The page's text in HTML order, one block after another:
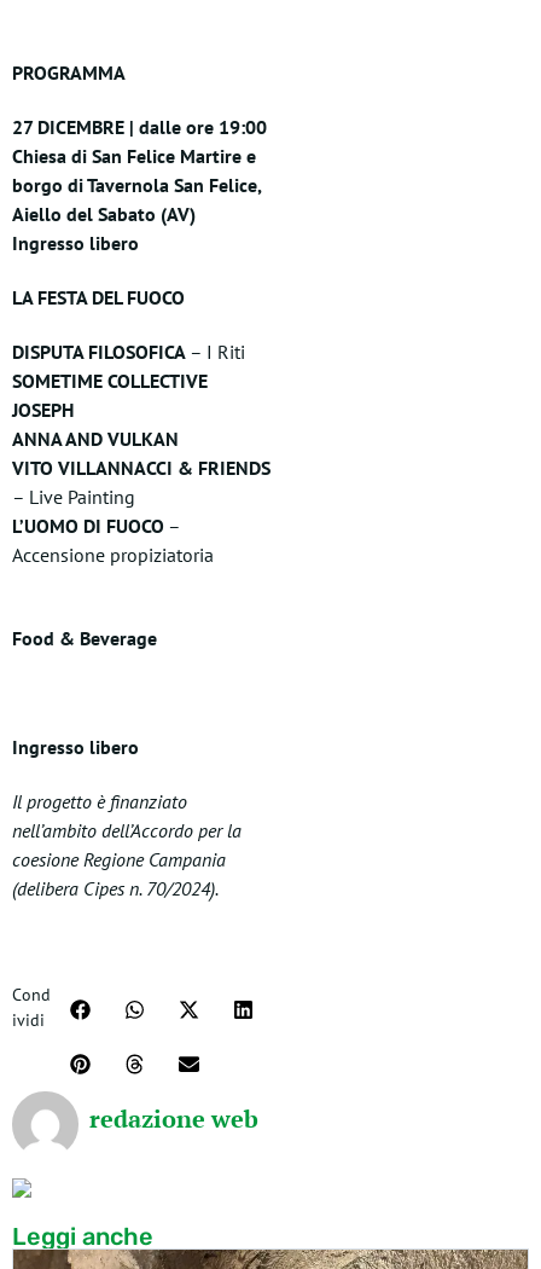
PROGRAMMA
27 DICEMBRE | dalle ore 19:00
Chiesa di San Felice Martire e
borgo di Tavernola San Felice,
Aiello del Sabato (AV)
Ingresso libero
LA FESTA DEL FUOCO
DISPUTA FILOSOFICA – I Riti
SOMETIME COLLECTIVE
JOSEPH
ANNA AND VULKAN
VITO VILLANNACCI & FRIENDS
– Live Painting
L’UOMO DI FUOCO –
Accensione propiziatoria
Food & Beverage
Ingresso libero
Il progetto è finanziato
nell’ambito dell’Accordo per la
coesione Regione Campania
(delibera Cipes n. 70/2024).
Cond
ividi
redazione web
Leggi anche